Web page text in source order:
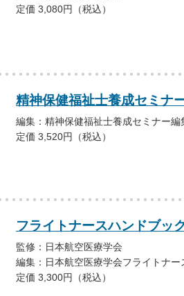
定価 3,080円（税込）
精神保健福祉士養成
編集：精神保健福祉士養成セミナー編
定価 3,520円（税込）
フライトナースハンドブッ
監修：日本航空医療学会
編集：日本航空医療学会フライトナ
定価 3,300円（税込）